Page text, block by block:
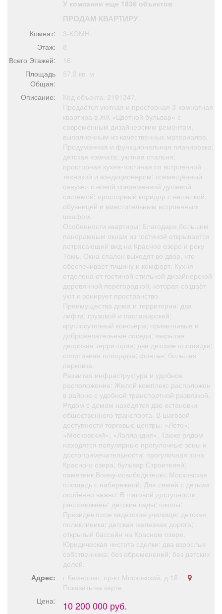
Обучение Проекты
Товары
Я - пенсионер
У компании еще 1836 объектов
ПРОДАМ КВАРТИРУ
Комнат:
3-КОМН.
Этаж:
8
Всего Этажей:
16
Площадь
Общая:
57.2 кв. м
Описание:
Код объекта: 2191347.
Продаётся уютная и просторная 3-комнатная
квартира в ЖК «Цветной бульвар» с
современным дизайнерским ремонтом,
выполненным из качественных материалов.
Продуманная и функциональная планировка:
детская комната; уютная спальня;
просторная кухня-гостиная со встроенной
техникой и кондиционером; совмещённый
санузел с новой современной душевой
системой; просторный коридор с вешалкой,
обувницей и вместительным встроенным
шкафом.
Особенности квартиры: Благодаря большим
панорамным окнам из гостиной открывается
потрясающий вид на Красное озеро и реку
Томь. Окна спален выходят во двор, что
обеспечивает тишину и комфорт. Кухня
отделена от гостиной стильной дизайнерской
деревянной перегородкой, которая создаёт
уют и зонирует пространство.
Преимущества дома и территории: два
лифта: грузовой и пассажирский;
круглосуточный консьерж; приветливые и
доброжелательные соседи; закрытая
дворовая территория; две детские площадки;
спортивная площадка; фонтан; большая
парковка.
Развитая инфраструктура и удобное
расположение: Жилой комплекс расположен
в районе с удобной транспортной развязкой.
Рядом с домом находятся две остановки
общественного транспорта. В шаговой
доступности торговые центры: «Лето»;
«Московский»; «Лапландия». Также рядом
находятся популярные прогулочные зоны и
достопримечательности: прогулочная зона
Красного озера; бульвар Строителей;
памятник Воину-освободителю; Московская
площадь с набережной. Для семей с детьми
особенно важно: В шаговой доступности
расположены: детские сады; школы;
Президентское кадетское училище; детская
поликлиника; детская железная дорога;
открытый бассейн на Красном озере.
Юридическая чистота сделки: два взрослых
собственника; без обременений; без детских
долей.
Адрес:
г Кемерово, пр-кт Московский, д 18
Показать на карте
Цена:
10 200 000 руб.